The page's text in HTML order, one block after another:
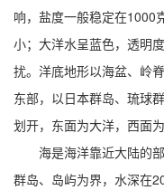
响，盐度一般稳定在1000
小；大洋水呈蓝色，透明
扰。洋底地形以海盆、岭
东部，以日本群岛、琉球
划开，东面为大洋，西面为
海是海洋靠近大陆的
群岛、岛屿为界，水深在